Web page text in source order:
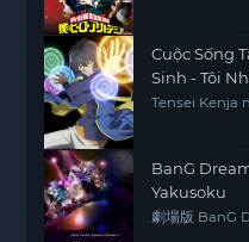
Cuộc Sống
Sinh - Tôi
Hai, Và Đã
Tensei Kenja
Sage in the
BanG
Yakusoku
劇場版 BanG